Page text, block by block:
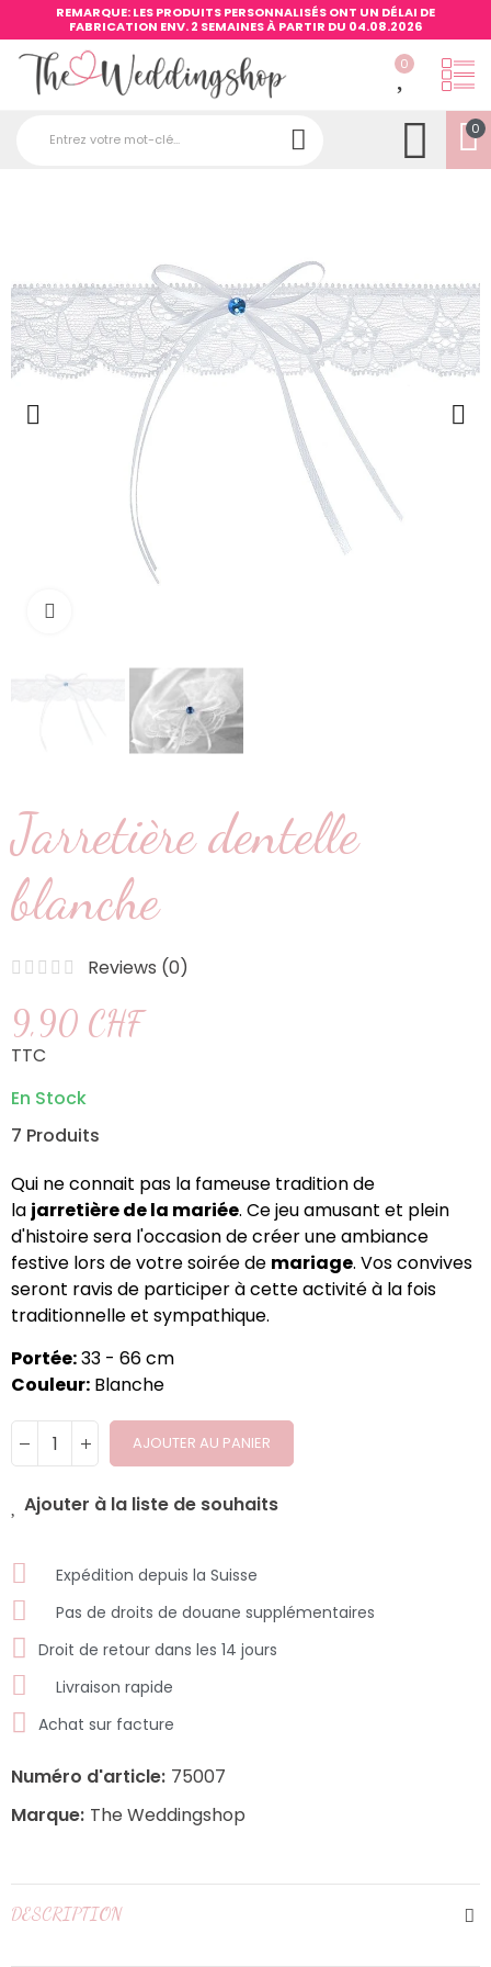
REMARQUE: LES PRODUITS PERSONNALISÉS ONT UN DÉLAI DE
FABRICATION ENV. 2 SEMAINES À PARTIR DU 04.08.2026
0
0
Jarretière dentelle
blanche
Reviews (0)
9,90 CHF
TTC
En Stock
7 Produits
Qui ne connait pas la fameuse tradition de
la jarretière de la mariée. Ce jeu amusant et plein
d'histoire sera l'occasion de créer une ambiance
festive lors de votre soirée de mariage. Vos convives
seront ravis de participer à cette activité à la fois
traditionnelle et sympathique.
Portée:33 - 66 cm
Couleur: Blanche
AJOUTER AU PANIER
Ajouter à la liste de souhaits
Expédition depuis la Suisse
Pas de droits de douane supplémentaires
Droit de retour dans les 14 jours
Livraison rapide
Achat sur facture
Numéro d'article: 75007
Marque: The Weddingshop
DESCRIPTION